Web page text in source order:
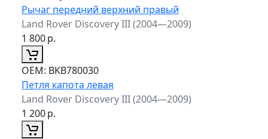
Рычаг передний верхний правый
Land Rover Discovery III (2004—2009)
1 800р.
ОЕМ: BKB780030
Петля капота левая
Land Rover Discovery III (2004—2009)
1 200р.